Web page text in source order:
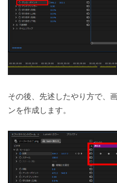
その後、先述したやり方で、
ンを作成します。